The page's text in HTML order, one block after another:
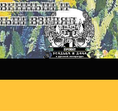
и
взгляд